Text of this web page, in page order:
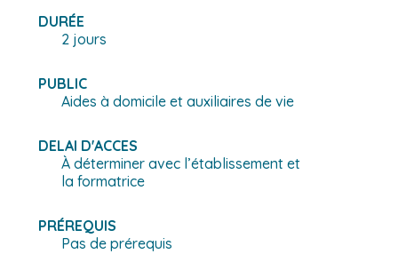
DURÉE
2 jours
PUBLIC
Aides à domicile et auxiliaires de vie
DELAI D'ACCES
À déterminer avec l’établissement et
la formatrice
PRÉREQUIS
Pas de prérequis